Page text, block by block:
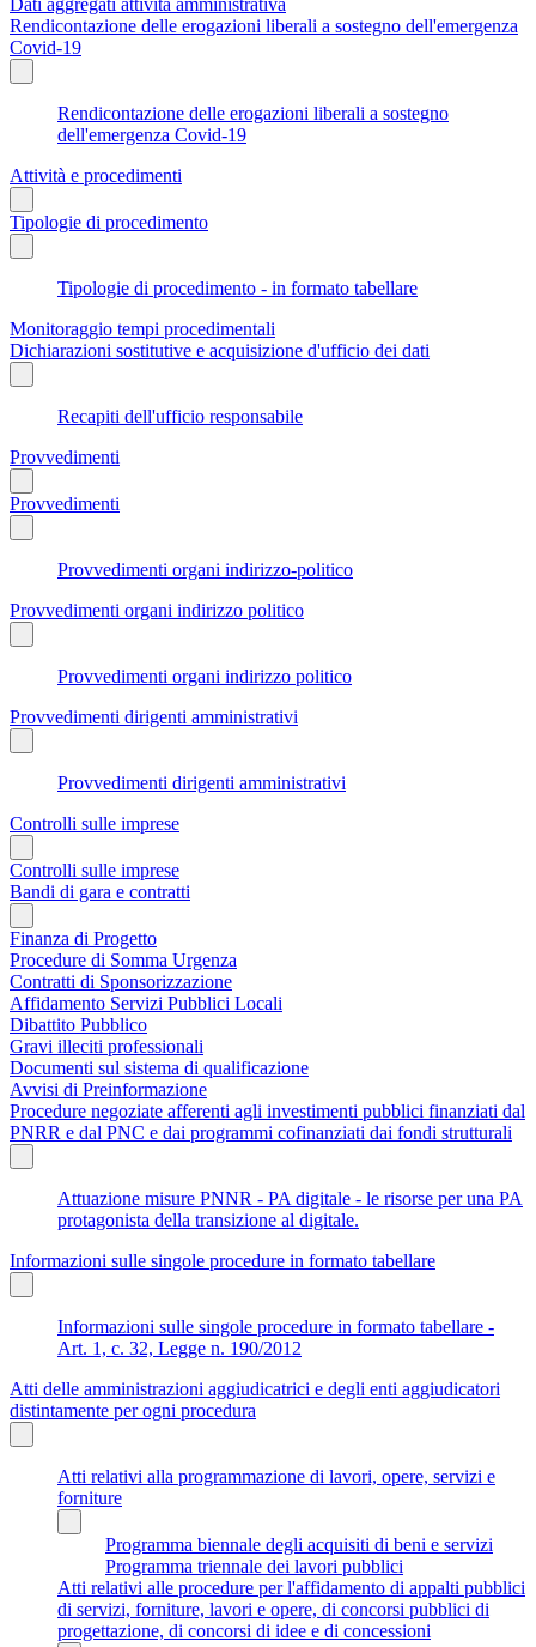
Rendicontazione delle erogazioni liberali a sostegno dell'emergenza
Covid-19
Rendicontazione delle erogazioni liberali a sostegno
dell'emergenza Covid-19
Attività e procedimenti
Tipologie di procedimento
Tipologie di procedimento - in formato tabellare
Monitoraggio tempi procedimentali
Dichiarazioni sostitutive e acquisizione d'ufficio dei dati
Recapiti dell'ufficio responsabile
Provvedimenti
Provvedimenti
Provvedimenti organi indirizzo-politico
Provvedimenti organi indirizzo politico
Provvedimenti organi indirizzo politico
Provvedimenti dirigenti amministrativi
Provvedimenti dirigenti amministrativi
Controlli sulle imprese
Controlli sulle imprese
Bandi di gara e contratti
Finanza di Progetto
Procedure di Somma Urgenza
Contratti di Sponsorizzazione
Affidamento Servizi Pubblici Locali
Dibattito Pubblico
Gravi illeciti professionali
Documenti sul sistema di qualificazione
Avvisi di Preinformazione
Procedure negoziate afferenti agli investimenti pubblici finanziati dal
PNRR e dal PNC e dai programmi cofinanziati dai fondi strutturali
Attuazione misure PNNR - PA digitale - le risorse per una PA
protagonista della transizione al digitale.
Informazioni sulle singole procedure in formato tabellare
Informazioni sulle singole procedure in formato tabellare -
Art. 1, c. 32, Legge n. 190/2012
Atti delle amministrazioni aggiudicatrici e degli enti aggiudicatori
distintamente per ogni procedura
Atti relativi alla programmazione di lavori, opere, servizi e
forniture
Programma biennale degli acquisiti di beni e servizi
Programma triennale dei lavori pubblici
Atti relativi alle procedure per l'affidamento di appalti pubblici
di servizi, forniture, lavori e opere, di concorsi pubblici di
progettazione, di concorsi di idee e di concessioni